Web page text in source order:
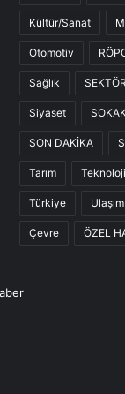
Kültür/Sanat
Otomotiv
Sağlık
Siyaset
SON DAKİKA
Tarım Teknoloji
Türkiye Ulaşım
Çevre ÖZEL